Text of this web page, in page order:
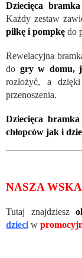
Dziecięca
Każdy zestaw
piłkę i pompkę do
Rewelacyjna
do gry w domu,
rozłożyć, a
przenoszenia.
Dziecięca
chłopców jak i
NASZA
Tutaj znajdziesz
dzieci w